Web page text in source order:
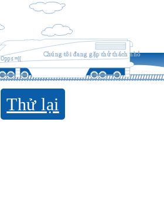
Opps =((
Chúng tôi đang gặp thử thách nhỏ
Thử lại